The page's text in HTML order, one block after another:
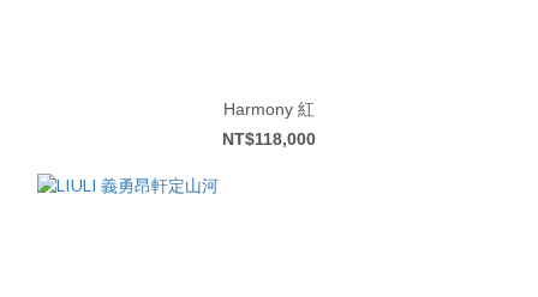
Harmony 紅
NT$118,000